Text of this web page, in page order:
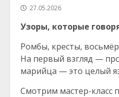
27.05.2026
Узоры, которые
Ромбы, кресты,
На первый взгляд —
марийца — это целый
Смотрим мастер-класс